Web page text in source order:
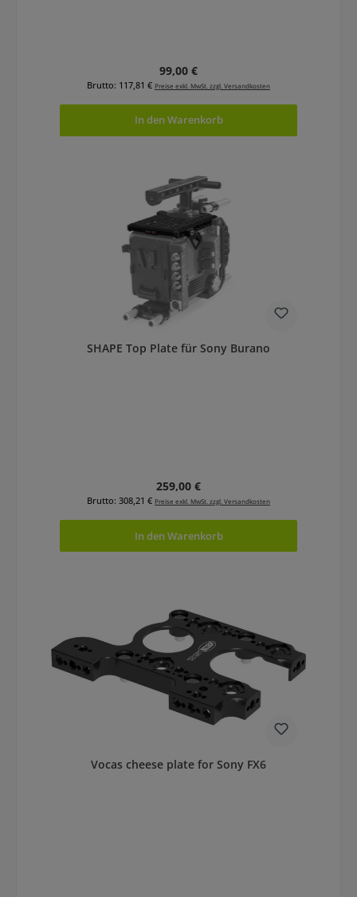
Regulärer Preis:
99,00 €
Brutto: 117,81 € Preise exkl. MwSt. zzgl. Versandkosten
In den Warenkorb
SHAPE Top Plate für Sony Burano
Regulärer Preis:
259,00 €
Brutto: 308,21 € Preise exkl. MwSt. zzgl. Versandkosten
In den Warenkorb
Vocas cheese plate for Sony FX6